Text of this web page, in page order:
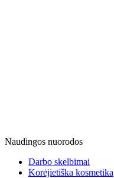
Naudingos nuorodos
Darbo skelbimai
Korėjietiška kosmetika